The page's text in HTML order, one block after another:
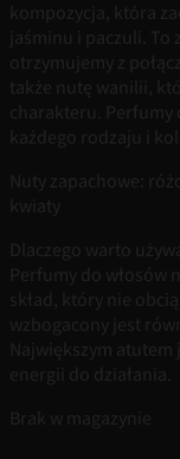
kompozycja, która
jaśminu i paczuli. To
otrzymujemy z
także nutę wanilii,
charakteru. Perfumy
każdego rodzaju i
Nuty zapachowe:
kwiaty
Dlaczego warto
Perfumy do włosów
skład, który nie
wzbogacony jest
Największym atutem
energii do działania.
Brak w magazynie